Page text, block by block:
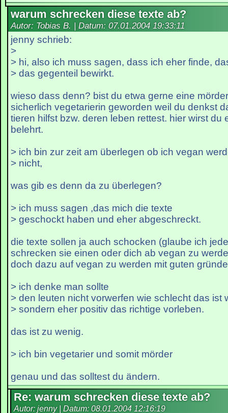
warum schrecken diese texte ab?
Autor: Tobias B. | Datum: 07.01.2004 19:33:11
jenny schrieb:
>
> hi, also ich muss sagen, dass ich eher finde,
> das gegenteil bewirkt.
wieso dass denn? bist du etwa gerne eine
sicherlich vegetarierin geworden weil du denkst
tieren hilfst bzw. deren leben rettest. hier wirst du
belehrt.
> ich bin zur zeit am überlegen ob ich vegan
> nicht,
was gib es denn da zu überlegen?
> ich muss sagen ,das mich die texte
> geschockt haben und eher abgeschreckt.
die texte sollen ja auch schocken (glaube ich
schrecken sie einen oder dich ab vegan zu
doch dazu auf vegan zu werden mit guten
> ich denke man sollte
> den leuten nicht vorwerfen wie schlecht das ist
> sondern eher positiv das richtige vorleben.
das ist zu wenig.
> ich bin vegetarier und somit mörder
genau und das solltest du ändern.
Re: warum schrecken diese texte ab?
Autor: jenny | Datum: 08.01.2004 12:16:19